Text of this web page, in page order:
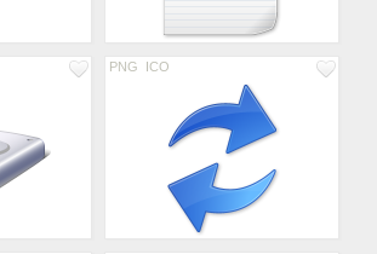
PNG ICO